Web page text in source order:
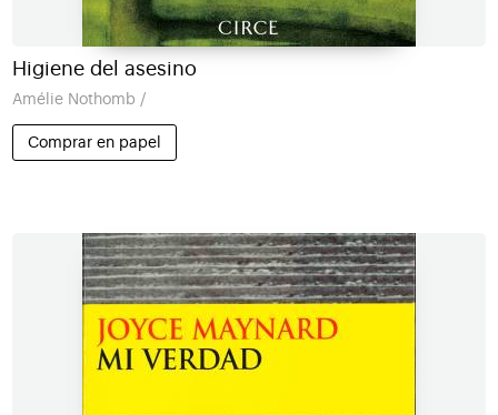
Higiene del asesino
Amélie Nothomb /
Comprar en papel